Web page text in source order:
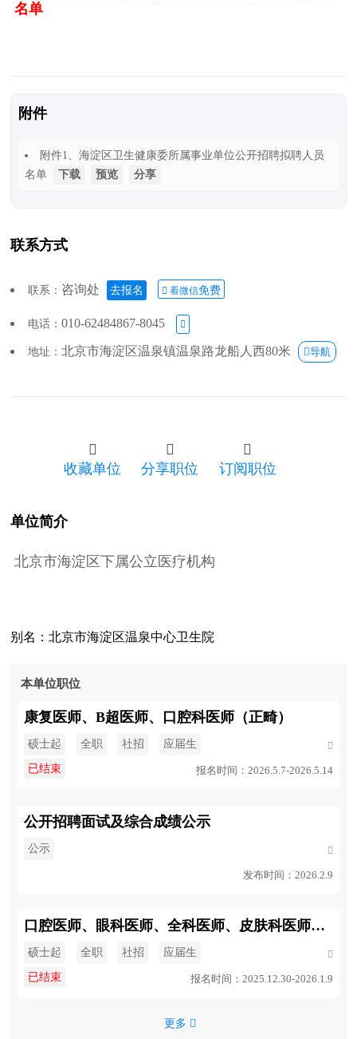
名单
附件
附件1
、海淀区卫生健康委所属事业单位公开招聘拟聘人员
名单
下载 预览 分享
联系方式
联系： 咨询处 去报名  看微信免费
电话：010-62484867-8045 
地址：北京市海淀区温泉镇温泉路龙船人西80米 导航

收藏单位

分享职位

订阅职位
单位简介
北京市海淀区下属公立医疗机构
别名：北京市海淀区温泉中心卫生院
本单位职位
康复医师、B超医师、口腔科医师（正畸）
硕士起 全职 社招 应届生 
已结束 报名时间：2026.5.7-2026.5.14
公开招聘面试及综合成绩公示
公示 
发布时间：2026.2.9
口腔医师、眼科医师、全科医师、皮肤科医师、公卫医师
硕士起 全职 社招 应届生 
已结束 报名时间：2025.12.30-2026.1.9
更多 